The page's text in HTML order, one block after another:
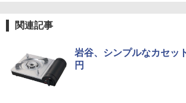
関連記事
岩谷、シンプルなカセ
円